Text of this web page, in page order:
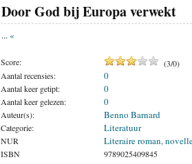
Door God bij Europa verwekt
... «
Score: (3/0)
Aantal recensies:
0
Aantal keer getipt: 0
Aantal keer gelezen: 0
Auteur(s): Benno Barnard
Categorie: Literatuur
NUR Literaire roman,
ISBN 9789025409845